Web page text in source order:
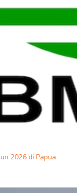
2026 di Papua